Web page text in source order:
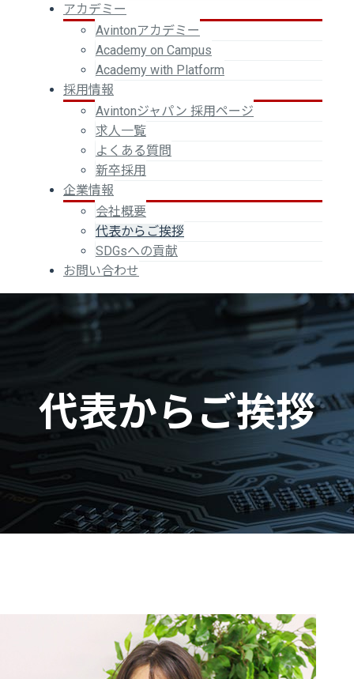
アカデミー
Avintonアカデミー
Academy on Campus
Academy with Platform
採用情報
Avintonジャパン 採用ページ
求人一覧
よくある質問
新卒採用
企業情報
会社概要
代表からご挨拶
SDGsへの貢献
お問い合わせ
代表からご挨拶